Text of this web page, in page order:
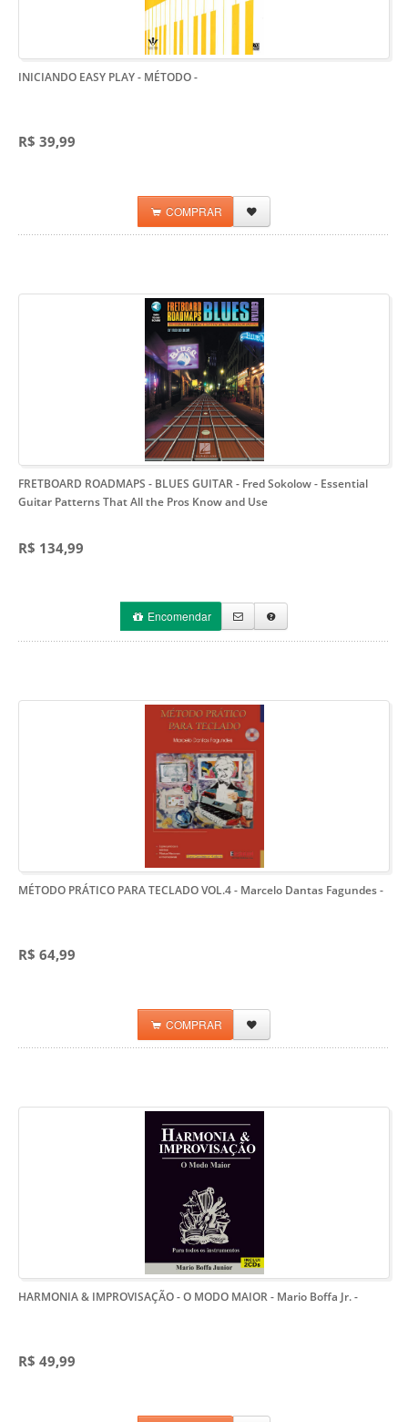
INICIANDO EASY PLAY - MÉTODO-
R$ 39,99
COMPRAR
FRETBOARD ROADMAPS - BLUES GUITAR - Fred Sokolow- Essential
Guitar Patterns That All the Pros Know and Use
R$ 134,99
Encomendar
MÉTODO PRÁTICO PARA TECLADO VOL.4 - Marcelo Dantas Fagundes-
R$ 64,99
COMPRAR
HARMONIA & IMPROVISAÇÃO - O MODO MAIOR - Mario Boffa Jr.-
R$ 49,99